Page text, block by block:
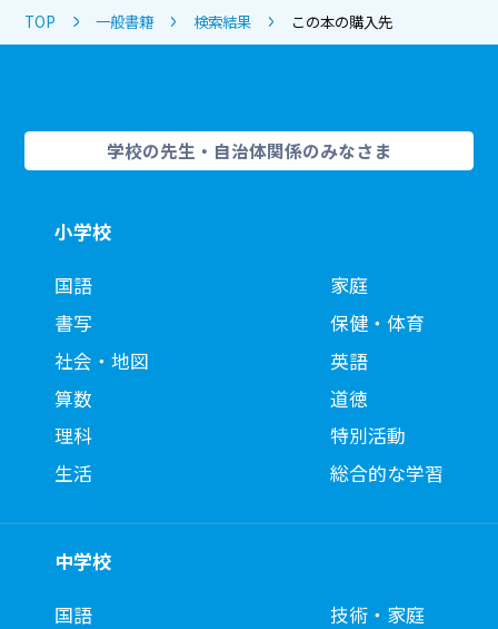
TOP 一般書籍 検索結果 この本の購入先
学校の先生・自治体関係のみなさま
小学校
国語
書写
社会・地図
算数
理科
生活
家庭
保健・体育
英語
道徳
特別活動
総合的な学習
中学校
国語
技術・家庭